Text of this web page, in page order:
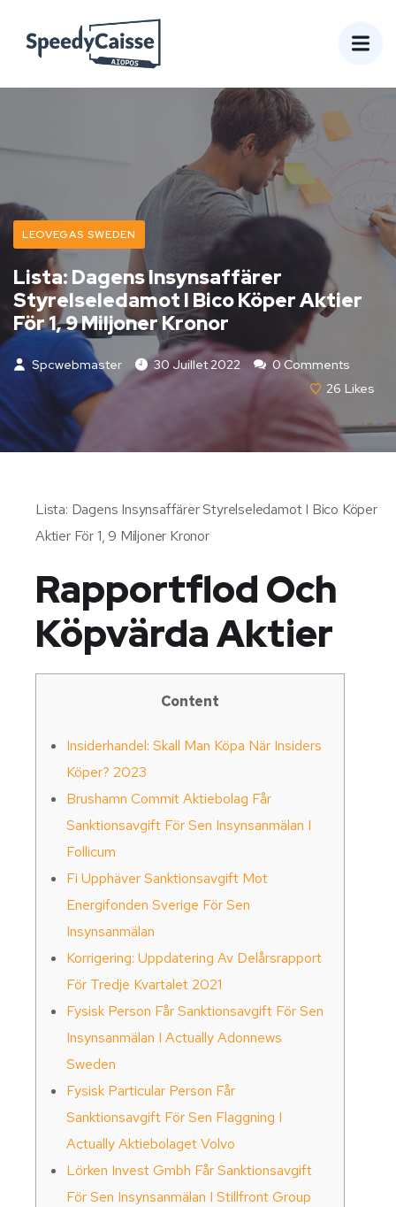
LEOVEGAS SWEDEN
Lista: Dagens Insynsaffärer
Styrelseledamot I Bico Köper Aktier
För 1, 9 Miljoner Kronor
Spcwebmaster 30 Juillet 2022
0 Comments
26 Likes
Lista: Dagens Insynsaffärer Styrelseledamot I Bico Köper
Aktier För 1, 9 Miljoner Kronor
Rapportflod Och
Köpvärda Aktier
Content
Insiderhandel: Skall Man Köpa När Insiders
Köper? 2023
Brushamn Commit Aktiebolag Får
Sanktionsavgift För Sen Insynsanmälan I
Follicum
Fi Upphäver Sanktionsavgift Mot
Energifonden Sverige För Sen
Insynsanmälan
Korrigering: Uppdatering Av Delårsrapport
För Tredje Kvartalet 2021
Fysisk Person Får Sanktionsavgift För Sen
Insynsanmälan I Actually Adonnews
Sweden
Fysisk Particular Person Får
Sanktionsavgift För Sen Flaggning I
Actually Aktiebolaget Volvo
Lörken Invest Gmbh Får Sanktionsavgift
För Sen Insynsanmälan I Stillfront Group